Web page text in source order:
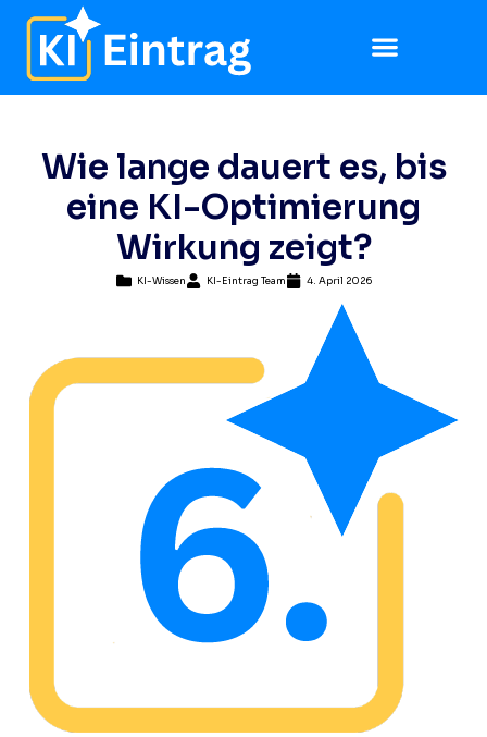
Wie lange dauert es, bis
eine KI-Optimierung
Wirkung zeigt?
KI-Wissen KI-Eintrag Team 4. April 2026